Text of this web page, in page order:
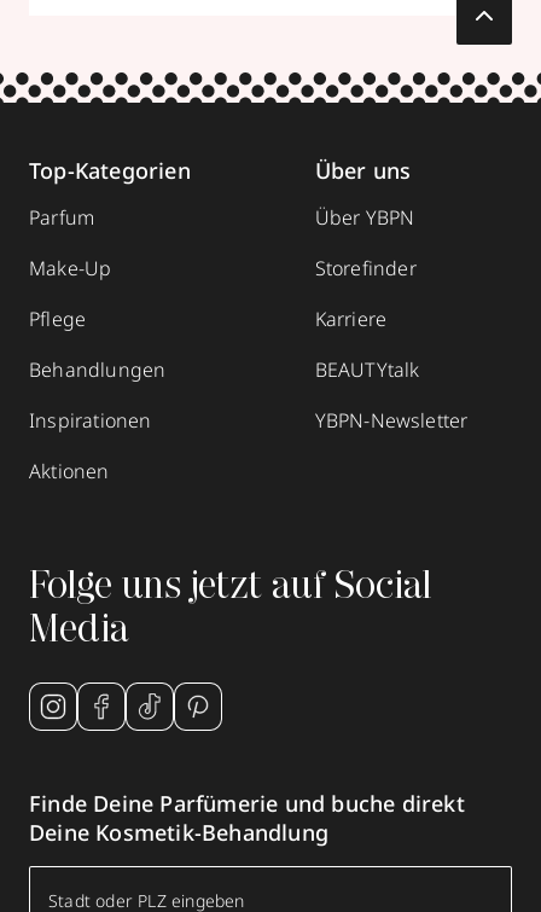
Top-Kategorien
Parfum
Make-Up
Pflege
Behandlungen
Inspirationen
Aktionen
Über uns
Über YBPN
Storefinder
Karriere
BEAUTYtalk
YBPN-Newsletter
Folge uns jetzt auf Social
Media
Finde Deine Parfümerie und buche direkt
Deine Kosmetik-Behandlung